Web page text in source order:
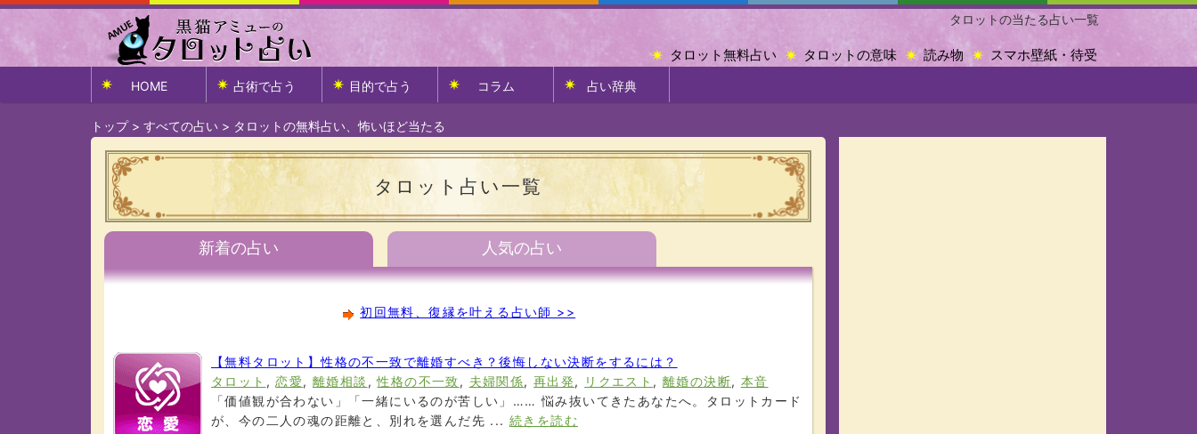
タロットの当たる占い一覧
スマホ壁紙・待受
読み物
タロットの意味
タロット無料占い
HOME 占術で占う 目的で占う コラム 占い辞典
トップ> すべての占い > タロットの無料占い、怖いほど当たる
タロット占い一覧
新着の占い 人気の占い
初回無料、復縁を叶える占い師 >>
【無料タロット】性格の不一致で離婚すべき？後悔しない決断をするには？
タロット ,恋愛,離婚相談 ,性格の不一致, 夫婦関係,再出発, リクエスト , 離婚の決断, 本音
「価値観が合わない」「一緒にいるのが苦しい」…… 悩み抜いてきたあなたへ。タロットカード
が、今の二人の魂の距離と、別れを選んだ先 ... 続きを読む